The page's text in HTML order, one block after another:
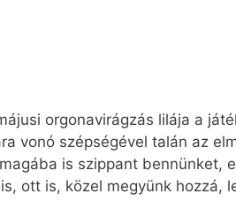
orgonavirágzás lilája a
vonó szépségével talán az
is szippant bennünket,
ott is, közel megyünk hozzá,